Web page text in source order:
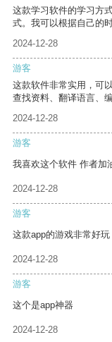
这款学习软件的学习方
式。我可以根据自己的
2024-12-28
游客
这款软件非常实用，可
查找资料、翻译语言、
2024-12-28
游客
我喜欢这个软件 作者加
2024-12-28
游客
这款app的游戏非常好玩
2024-12-28
游客
这个是app神器
2024-12-28